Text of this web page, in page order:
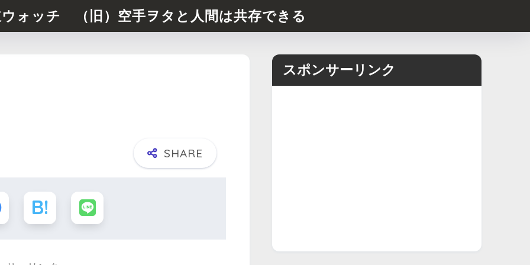
ォッチ （旧）空手ヲタと人間は共存できる
スポンサーリンク